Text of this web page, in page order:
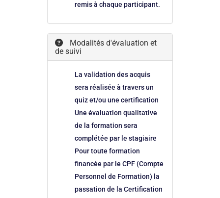
remis à chaque participant.
Modalités d'évaluation et
de suivi
La validation des acquis
sera réalisée à travers un
quiz et/ou une certification
Une évaluation qualitative
de la formation sera
complétée par le stagiaire
Pour toute formation
financée par le CPF (Compte
Personnel de Formation) la
passation de la Certification